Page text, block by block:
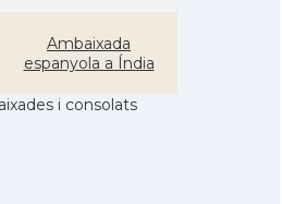
Ambaixada
espanyola a Índia
i consolats